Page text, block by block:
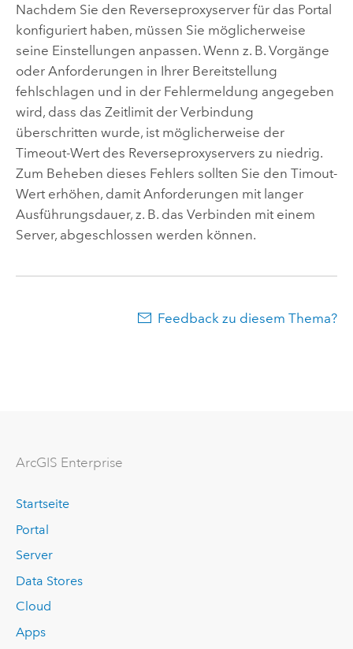
Nachdem Sie den Reverseproxyserver für das Portal
konfiguriert haben, müssen Sie möglicherweise
seine Einstellungen anpassen. Wenn z. B. Vorgänge
oder Anforderungen in Ihrer Bereitstellung
fehlschlagen und in der Fehlermeldung angegeben
wird, dass das Zeitlimit der Verbindung
überschritten wurde, ist möglicherweise der
Timeout-Wert des Reverseproxyservers zu niedrig.
Zum Beheben dieses Fehlers sollten Sie den Timout-
Wert erhöhen, damit Anforderungen mit langer
Ausführungsdauer, z. B. das Verbinden mit einem
Server, abgeschlossen werden können.
Feedback zu diesem Thema?
ArcGIS Enterprise
Startseite
Portal
Server
Data Stores
Cloud
Apps